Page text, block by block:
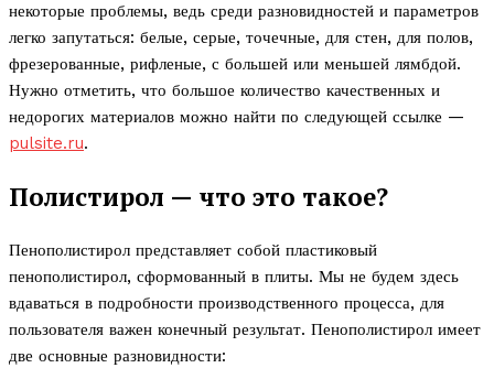
некоторые проблемы, ведь среди разновидностей и параметров
легко запутаться: белые, серые, точечные, для стен, для полов,
фрезерованные, рифленые, с большей или меньшей лямбдой.
Нужно отметить, что большое количество качественных и
недорогих материалов можно найти по следующей ссылке —
pulsite.ru.
Полистирол — что это такое?
Пенополистирол представляет собой пластиковый
пенополистирол, сформованный в плиты. Мы не будем здесь
вдаваться в подробности производственного процесса, для
пользователя важен конечный результат. Пенополистирол имеет
две основные разновидности: